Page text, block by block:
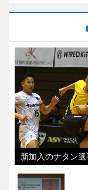
新加入のナタン選